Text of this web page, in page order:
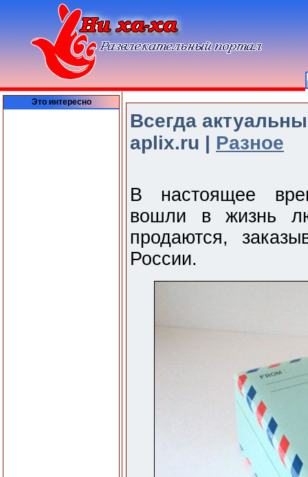
Это интересно
Всегда
aplix.ru | Разное
В настоящее
вошли в жизнь
продаются,
России.